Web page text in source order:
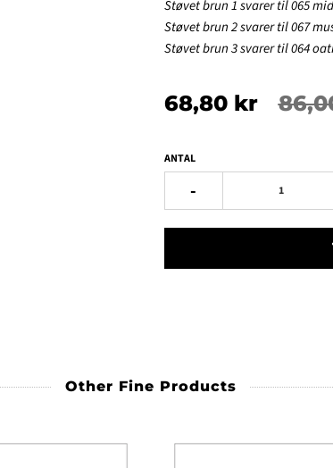
Støvet brun 1 svarer til 065
Støvet brun 2 svarer til 067
Støvet brun 3 svarer til 064
68,80 kr
ANTAL
-
Other Fine Products